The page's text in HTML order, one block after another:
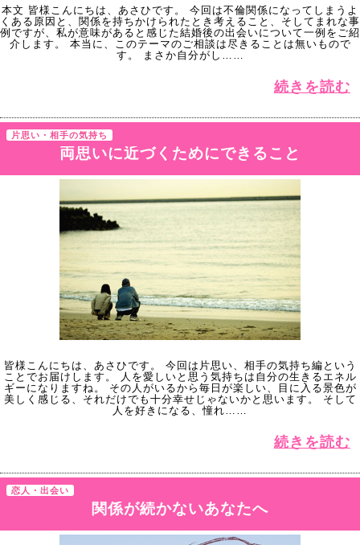
本文 皆様こんにちは、あさひです。 今回は不倫関係になってしまうよ
くある原因と、関係を持ちかけられたとき考えること、そしてまれな事
例ですが、私が意味があると感じた結婚後の出会いについて一例をご紹
介します。 本当に、このテーマのご相談は尽きることは無いもので
す。 まさか自分がし……
続きを読む
片思い・相手の気持ち
両思いに近づくためにできること
皆様こんにちは、あさひです。 今回は片思い、相手の気持ち編という
ことでお届けします。 人を愛しいと思う気持ちは自分の生きるエネル
ギーになりますね。 その人がいるから毎日が楽しい、目に入る景色が
美しく感じる、それだけでも十分幸せじゃないかと思います。 そして
人を好きになる、憧れ……
続きを読む
恋人・出会い
関係が続かないあなたへ